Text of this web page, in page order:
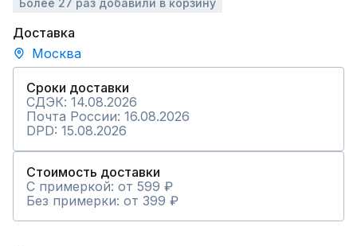
Более 27 раз добавили в корзину
Доставка
Москва
Сроки доставки
СДЭК: 14.08.2026
Почта России: 16.08.2026
DPD: 15.08.2026
Стоимость доставки
С примеркой: от 599 ₽
Без примерки: от 399 ₽